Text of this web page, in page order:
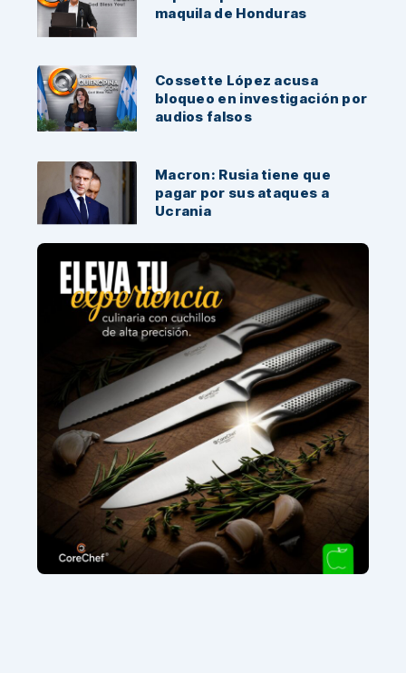
maquila de Honduras
Cossette López acusa
bloqueo en investigación por
audios falsos
Macron: Rusia tiene que
pagar por sus ataques a
Ucrania